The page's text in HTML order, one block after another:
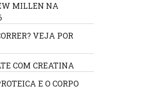
MILLEN NA
VEJA POR
COM CREATINA
E O CORPO